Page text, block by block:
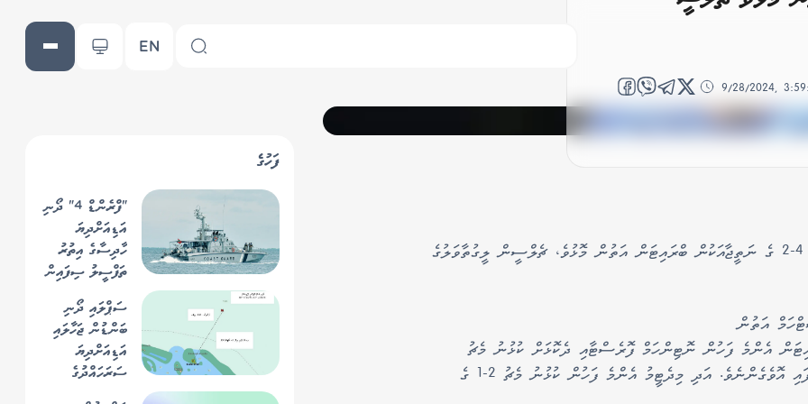
EN
9/28/2024,
އިގިރޭސި ޕްރެމިއާ ލީގުގައި މިރޭ އަމިއްލަ ދަނޑުގައި 4-2 ގެ ނަތީޖާއަކުން ބްރައިޓަން އަތުން މޮޅުވެ، ޗެލްސީން ލީގުތާވަލުގެ
އަތުން
އެންމެ ފަހުން ނޮޓިންހަމް ފޮރެސްޓާއި ދެކޮޅަށް ކުޅުނު މެޗު
ނިމިފައިވަނީ 2-2 ގެ ނަތީޖާއަކުން ދެޓީމު އެއްވަރުވެފައި އޮވެގެންނެވެ. އަދި މިދެޓީމު އެންމެ ފަހުން ކުޅުނު މެޗު 2-1 ގެ
ފަހުގެ
"ފްރެންޑް 4" ދޯނި
އަޑިއަށްދިޔަ
ހާދިސާގެ އިތުރު
ތަފްސީލު ސިފައިން
ސަޕްލައި ދޯނި
ބަންޑުން ޖަހާލައި
އަޑިއަށްދިޔަ
ސަރަހައްދުގެ